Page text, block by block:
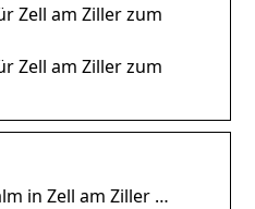
Zell am Ziller zum
Zell am Ziller zum
in Zell am Ziller …